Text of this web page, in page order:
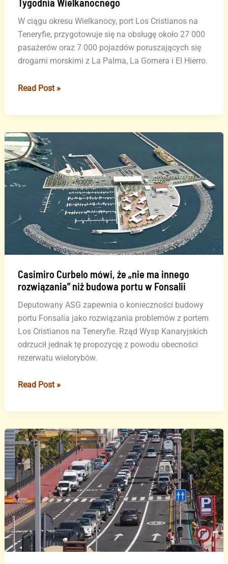
Tygodnia Wielkanocnego
W ciągu okresu Wielkanocy, port Los Cristianos na
Teneryfie, przygotowuje się na obsługę około 27 000
pasażerów oraz 7 000 pojazdów poruszających się
drogami morskimi z La Palma, La Gomera i El Hierro.
Port
Cristianos
się
ruchu
27
pasażerów
7
000
pojazdów
Tygodnia
Wielkanocnego
Read Post »
Casimiro Curbelo mówi, że „nie ma innego
rozwiązania” niż budowa portu w Fonsalii
Deputowany ASG zapewnia o konieczności budowy
portu Fonsalía jako rozwiązania problemów z portem
Los Cristianos na Teneryfie. Rząd Wysp Kanaryjskich
odrzucił jednak tę propozycję z powodu obecności
rezerwatu wielorybów.
Casimiro
mówi,
„nie
ma
innego
rozwiązania”
niż
budowa
portu
w
Fonsalii
Read Post »